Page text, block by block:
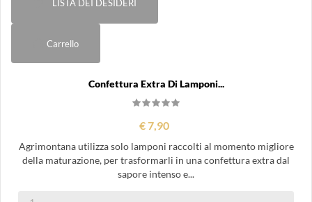
LISTA DEI DESIDERI
Carrello
Confettura Extra Di Lamponi...
€ 7,90
Agrimontana utilizza solo lamponi raccolti al momento migliore
della maturazione, per trasformarli in una confettura extra dal
sapore intenso e...